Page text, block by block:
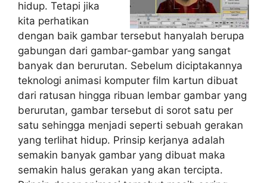
hidup. Tetapi jika
kita perhatikan
dengan baik gambar tersebut hanyalah berupa
gabungan dari gambar-gambar yang sangat
banyak dan berurutan. Sebelum diciptakannya
teknologi animasi komputer film kartun dibuat
dari ratusan hingga ribuan lembar gambar yang
berurutan, gambar tersebut di sorot satu per
satu sehingga menjadi seperti sebuah gerakan
yang terlihat hidup. Prinsip kerjanya adalah
semakin banyak gambar yang dibuat maka
semakin halus gerakan yang akan tercipta.